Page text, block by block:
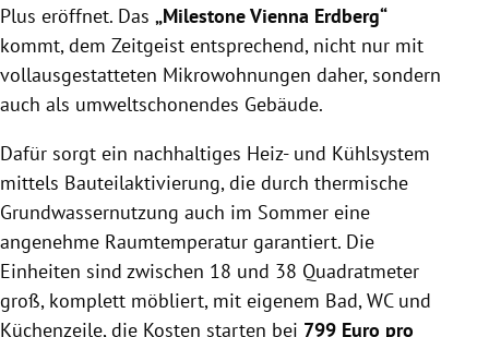
Plus eröffnet. Das „Milestone Vienna Erdberg“
kommt, dem Zeitgeist entsprechend, nicht nur mit
vollausgestatteten Mikrowohnungen daher, sondern
auch als umweltschonendes Gebäude.
Dafür sorgt ein nachhaltiges Heiz- und Kühlsystem
mittels Bauteilaktivierung, die durch thermische
Grundwassernutzung auch im Sommer eine
angenehme Raumtemperatur garantiert. Die
Einheiten sind zwischen 18 und 38 Quadratmeter
groß, komplett möbliert, mit eigenem Bad, WC und
Küchenzeile, die Kosten starten bei 799 Euro pro